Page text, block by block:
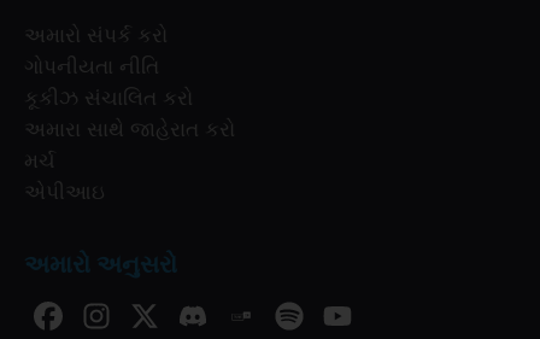
અમારો સંપર્ક કરો
ગોપનીયતા નીતિ
કૂકીઝ સંચાલિત કરો
અમારા સાથે જાહેરાત કરો
મર્ચ
એપીઆઇ
અમારો અનુસરો